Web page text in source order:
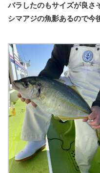
バラしたのもサイズが良さ
シマアジの魚影あるので今